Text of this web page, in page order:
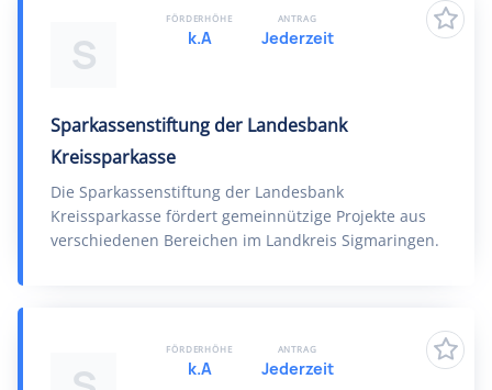
S
Sparkassenstiftung der Landesbank
Kreissparkasse
Die Sparkassenstiftung der Landesbank
Kreissparkasse fördert gemeinnützige Projekte aus
verschiedenen Bereichen im Landkreis Sigmaringen.
FÖRDERHÖHE
k.A
ANTRAG
Jederzeit
FÖRDERHÖHE
k.A
ANTRAG
Jederzeit